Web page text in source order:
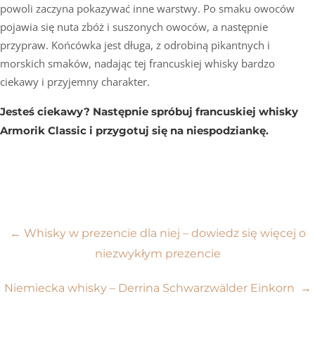
powoli zaczyna pokazywać inne warstwy. Po smaku owoców
pojawia się nuta zbóż i suszonych owoców, a następnie
przypraw. Końcówka jest długa, z odrobiną pikantnych i
morskich smaków, nadając tej francuskiej whisky bardzo
ciekawy i przyjemny charakter.
Jesteś ciekawy? Następnie spróbuj francuskiej whisky
Armorik Classic i przygotuj się na niespodziankę.
Nawigacja
← Whisky w prezencie dla niej – dowiedz się więcej o
niezwykłym prezencie
Niemiecka whisky – Derrina Schwarzwälder Einkorn →